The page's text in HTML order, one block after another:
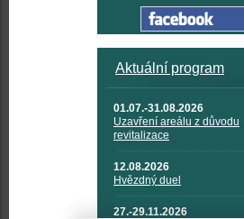
Aktuální program
01.07.-31.08.2026
Uzavření areálu z důvodu
revitalizace
12.08.2026
Hvězdný duel
27.-29.11.2026